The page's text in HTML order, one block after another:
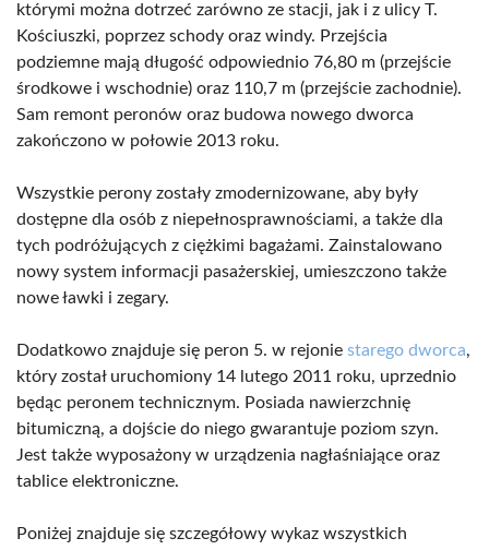
którymi można dotrzeć zarówno ze stacji, jak i z ulicy T.
Kościuszki, poprzez schody oraz windy. Przejścia
podziemne mają długość odpowiednio 76,80 m (przejście
środkowe i wschodnie) oraz 110,7 m (przejście zachodnie).
Sam remont peronów oraz budowa nowego dworca
zakończono w połowie 2013 roku.
Wszystkie perony zostały zmodernizowane, aby były
dostępne dla osób z niepełnosprawnościami, a także dla
tych podróżujących z ciężkimi bagażami. Zainstalowano
nowy system informacji pasażerskiej, umieszczono także
nowe ławki i zegary.
Dodatkowo znajduje się peron 5. w rejonie starego dworca,
który został uruchomiony 14 lutego 2011 roku, uprzednio
będąc peronem technicznym. Posiada nawierzchnię
bitumiczną, a dojście do niego gwarantuje poziom szyn.
Jest także wyposażony w urządzenia nagłaśniające oraz
tablice elektroniczne.
Poniżej znajduje się szczegółowy wykaz wszystkich